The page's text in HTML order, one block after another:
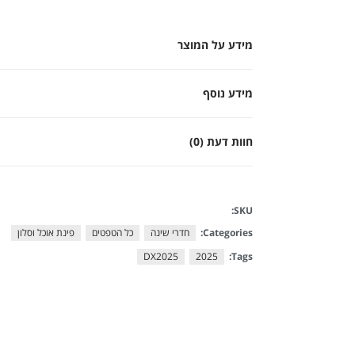
מידע על המוצר
מידע נוסף
חוות דעת (0)
SKU:
Categories:
חדרי שינה כל הטפטים
פינת אוכל וסלון
Tags:
2025
DX2025